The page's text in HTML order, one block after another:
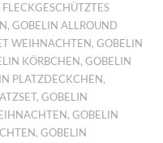
FLECKGESCHÜTZTES
,GOBELIN ALLROUND
WEIHNACHTEN,GOBELIN
KÖRBCHEN,GOBELIN
PLATZDECKCHEN,
,GOBELIN
,GOBELIN
,GOBELIN